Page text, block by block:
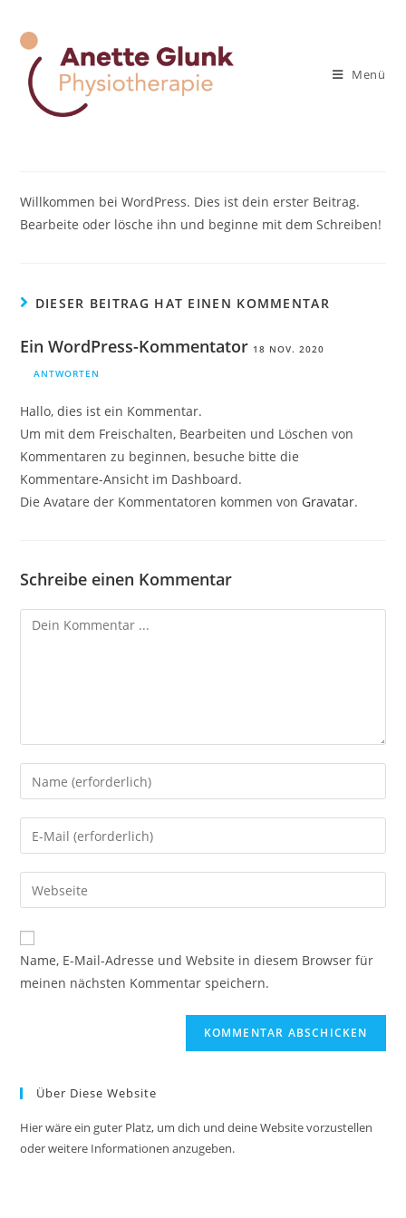
Inhalt
springen
Menü
Hallo Welt!
Beitrags-
Glunk
Willkommen bei WordPress. Dies ist dein erster Beitrag.
Bearbeite oder lösche ihn und beginne mit dem Schreiben!
DIESER BEITRAG HAT EINEN KOMMENTAR
Ein WordPress-Kommentator 18 NOV. 2020
ANTWORTEN
Hallo, dies ist ein Kommentar.
Um mit dem Freischalten, Bearbeiten und Löschen von
Kommentaren zu beginnen, besuche bitte die
Kommentare-Ansicht im Dashboard.
Die Avatare der Kommentatoren kommen von Gravatar.
Schreibe einen Kommentar
Kommentieren
Gib
deinen
Namen
oder
zum
Kommentieren
ein
Gib
deine
E-
Mail-
zum
Kommentieren
ein
Gib
deine
Website-
URL
Name, E-Mail-Adresse und Website in diesem Browser für
meinen nächsten Kommentar speichern.
Über Diese Website
Hier wäre ein guter Platz, um dich und deine Website vorzustellen
oder weitere Informationen anzugeben.